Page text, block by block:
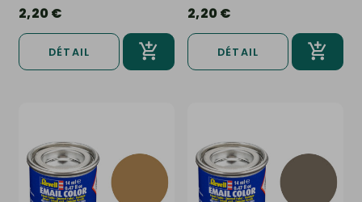
2,20 €
DÉTAIL
2,20 €
DÉTAIL